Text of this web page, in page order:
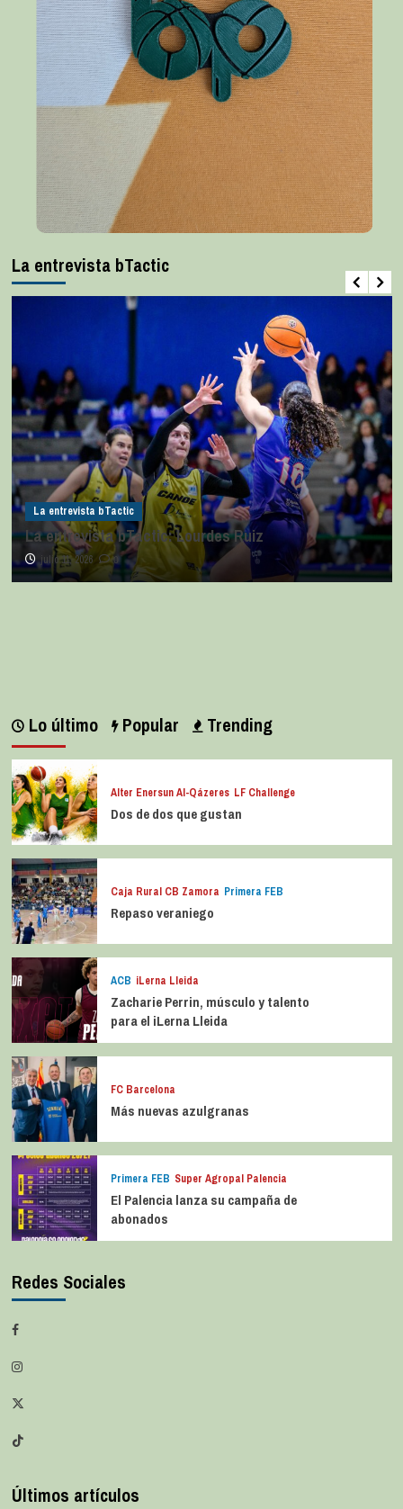
La entrevista bTactic
La entrevista bTactic
La entrevista bTactic: Lourdes Ruiz
julio 11, 2026 0
Lo último Popular Trending
Alter Enersun Al-Qázeres LF Challenge
Dos de dos que gustan
Caja Rural CB Zamora Primera FEB
Repaso veraniego
ACB iLerna Lleida
Zacharie Perrin, músculo y talento
para el iLerna Lleida
FC Barcelona
Más nuevas azulgranas
Primera FEB Super Agropal Palencia
El Palencia lanza su campaña de
abonados
Redes Sociales
Últimos artículos